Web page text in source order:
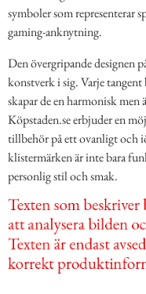
symboler som representerar
gaming-anknytning.
Den övergripande designen
konstverk i sig. Varje
skapar de en harmonisk
Köpstaden.se erbjuder en
tillbehör på ett ovanligt och
klistermärken är inte bara
personlig stil och smak.